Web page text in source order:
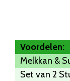
Voordelen:
Melkkan &
Set van 2